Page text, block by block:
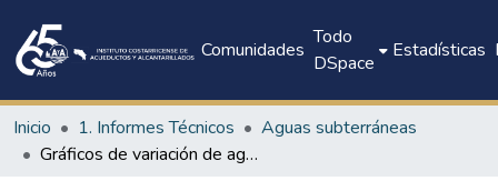
Comunidades
Todo
DSpace
Estadísticas
Inicio 1. Informes Técnicos
Aguas subterráneas
Gráficos de variación de aguas subterránea y conductividad eléctrica, red monitoreo pozos Colorado de Abangares y Alrededores. (Boletín técnico).